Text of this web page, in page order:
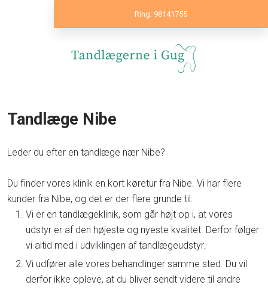
Ring: 98141755
Tandlæge Nibe
Leder du efter en tandlæge nær Nibe?
Du finder vores klinik en kort køretur fra Nibe. Vi har flere
kunder fra Nibe, og det er der flere grunde til:
Vi er en tandlægeklinik, som går højt op i, at vores
udstyr er af den højeste og nyeste kvalitet. Derfor følger
vi altid med i udviklingen af tandlægeudstyr.
Vi udfører alle vores behandlinger samme sted. Du vil
derfor ikke opleve, at du bliver sendt videre til andre